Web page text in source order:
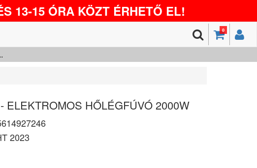
13-15 ÓRA KÖZT ÉRHETŐ EL!
0
ELEKTROMOS HŐLÉGFÚVÓ 2000W
2023